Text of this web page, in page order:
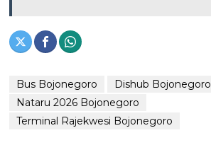
Bus Bojonegoro
Dishub Bojonegoro
Nataru 2026 Bojonegoro
Terminal Rajekwesi Bojonegoro